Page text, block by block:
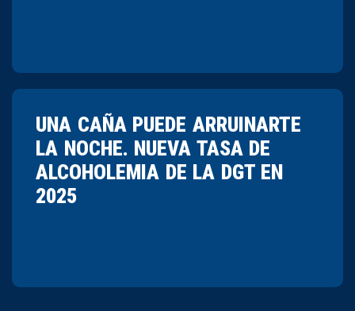
UNA CAÑA PUEDE ARRUINARTE
LA NOCHE. NUEVA TASA DE
ALCOHOLEMIA DE LA DGT EN
2025